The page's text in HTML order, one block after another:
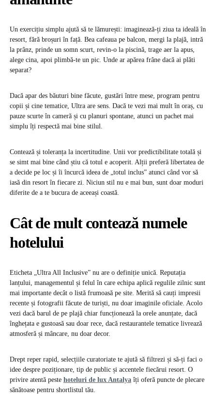
Un exercițiu simplu ajută să te lămurești: imaginează-ți ziua ta ideală în
resort, fără broșuri în față. Bea cafeaua pe balcon, mergi la plajă, intră
la prânz, prinde un somn scurt, revin-o la piscină, trage aer la apus,
alege cina, apoi plimbă-te un pic. Unde ar apărea frâne dacă ai plăti
separat?
Dacă apar des băuturi bine făcute, gustări între mese, program pentru
copii și cine tematice, Ultra are sens. Dacă te vezi mai mult în oraș, cu
pauze scurte în cameră și cu planuri spontane, atunci un pachet mai
simplu îți respectă mai bine stilul.
Contează și toleranța la incertitudine. Unii vor predictibilitate totală și
se simt mai bine când știu că totul e acoperit. Alții preferă libertatea de
a decide pe loc și îi încurcă ideea de „totul inclus” atunci când vor să
iasă din resort în fiecare zi. Niciun stil nu e mai bun, sunt doar moduri
diferite de a te bucura de aceeași coastă.
Cât de mult contează numele
hotelului
Eticheta „Ultra All Inclusive” nu are o definiție unică. Reputația
lanțului, managementul și felul în care echipa aplică regulile zilnic sunt
mai importante decât o listă frumoasă pe site. Merită să cauți impresii
recente și fotografii făcute de turiști, nu doar imaginile oficiale. Acolo
vezi dacă barul de pe plajă chiar funcționează la orele anunțate, dacă
înghețata e gustoasă sau doar rece, dacă restaurantele tematice livrează
atmosferă și mâncare, nu doar decor.
Drept reper rapid, selecțiile curatoriate te ajută să filtrezi și să-ți faci o
idee despre poziționare, tip de public și accentele fiecărui resort. O
privire atentă peste hoteluri de lux Antalya îți oferă puncte de plecare
sănătoase pentru shortlistul tău.